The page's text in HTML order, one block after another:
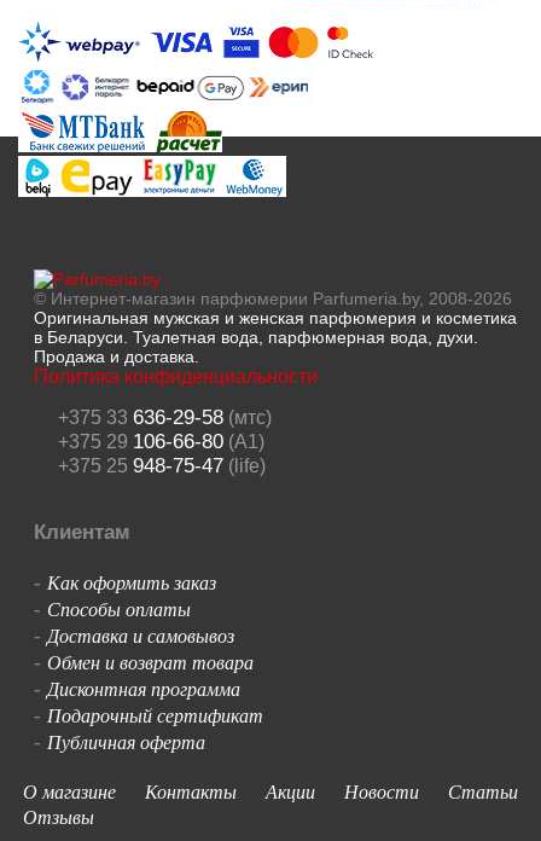
© Интернет-магазин парфюмерии Parfumeria.by, 2008-2026
Оригинальная мужская и женская парфюмерия и косметика
в Беларуси. Туалетная вода, парфюмерная вода, духи.
Продажа и доставка.
Политика конфиденциальности
+375 33 636-29-58(мтс)
+375 29 106-66-80(A1)
+375 25 948-75-47(life)
Клиентам
- Как оформить заказ
- Способы оплаты
-Доставка и самовывоз
- Обмен и возврат товара
-Дисконтная программа
- Подарочный сертификат
- Публичная оферта
О магазине
Контакты Акции Новости
Статьи
Отзывы